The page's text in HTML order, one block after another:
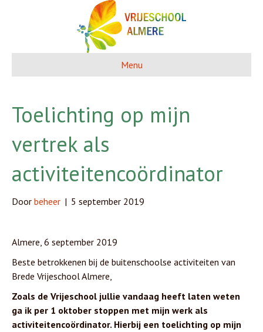
Menu
Toelichting op mijn
vertrek als
activiteitencoördinator
Door beheer | 5 september 2019
Almere, 6 september 2019
Beste betrokkenen bij de buitenschoolse activiteiten van
Brede Vrijeschool Almere,
Zoals de Vrijeschool jullie vandaag heeft laten weten
ga ik per 1 oktober stoppen met mijn werk als
activiteitencoördinator. Hierbij een toelichting op mijn